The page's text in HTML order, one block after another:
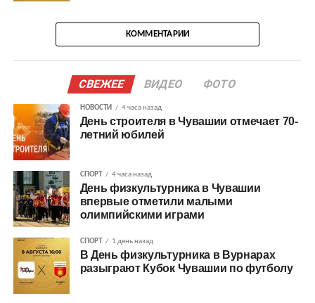
КОММЕНТАРИИ
СВЕЖЕЕ ВИДЕО ФОТО
НОВОСТИ 4 часа назад
День строителя в Чувашии отмечает 70-
летний юбилей
СПОРТ 4 часа назад
День физкультурника в Чувашии
впервые отметили малыми
олимпийскими играми
СПОРТ 1 день назад
В День физкультурника в Вурнарах
разыграют Кубок Чувашии по футболу